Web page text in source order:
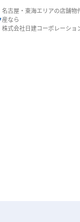
名古屋・東海エリアの店舗物
産なら
株式会社日建コーポレーショ